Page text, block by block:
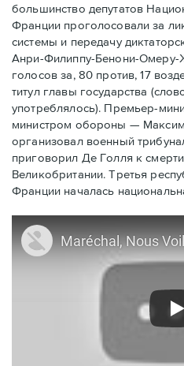
большинство депутатов
Франции проголосовали за
системы и передачу
Анри-Филиппу-Бенони-Омеру-
голосов за, 80 против, 17
титул главы государства
употреблялось). Премьер-
министром обороны — Максим
организовал военный
приговорил Де Голля к
Великобритании. Третья
Франции началась